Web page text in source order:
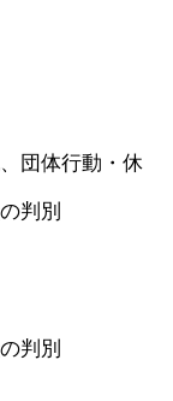
団体行動・休
判別
判別